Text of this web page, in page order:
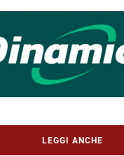
LEGGI ANCHE